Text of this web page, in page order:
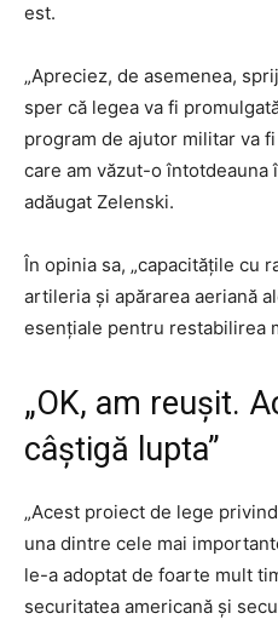
est.
„Apreciez, de asemenea,
sper că legea va fi
program de ajutor militar va
care am văzut-o întotdeauna
adăugat Zelenski.
În opinia sa, „capacitățile cu
artileria și apărarea aeriană
esențiale pentru restabilirea
„OK, am reușit.
câștigă lupta”
„Acest proiect de lege
una dintre cele mai
le-a adoptat de foarte mult
securitatea americană și